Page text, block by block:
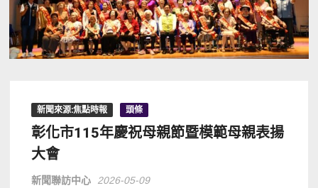
新聞來源:焦點時報 頭條
彰化市115年慶祝母親節暨模範母親表揚
大會
新聞聯訪中心 2026-05-09